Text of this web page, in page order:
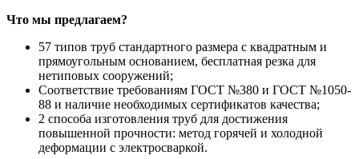
Что мы предлагаем?
57 типов труб стандартного размера с квадратным и
прямоугольным основанием, бесплатная резка для
нетиповых сооружений;
Соответствие требованиям ГОСТ №380 и ГОСТ №1050-
88 и наличие необходимых сертификатов качества;
2 способа изготовления труб для достижения
повышенной прочности: метод горячей и холодной
деформации с электросваркой.